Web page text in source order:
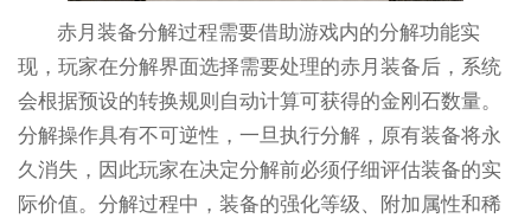
赤月装备分解过程需要借助游戏内的分解功能实
现，玩家在分解界面选择需要处理的赤月装备后，系统
会根据预设的转换规则自动计算可获得的金刚石数量。
分解操作具有不可逆性，一旦执行分解，原有装备将永
久消失，因此玩家在决定分解前必须仔细评估装备的实
际价值。分解过程中，装备的强化等级、附加属性和稀